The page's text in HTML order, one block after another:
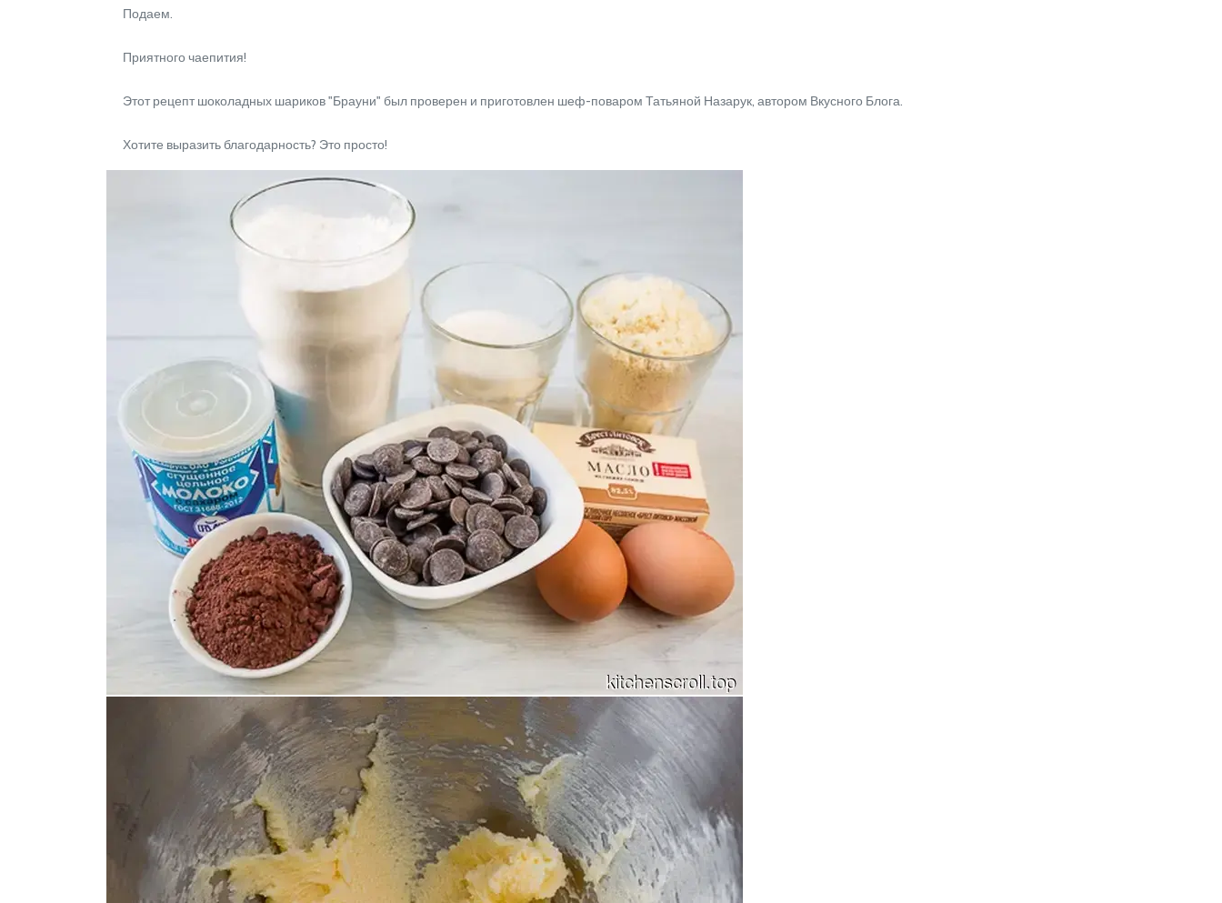
Подаем.
Приятного чаепития!
Этот рецепт шоколадных шариков "Брауни" был проверен и приготовлен шеф-поваром Татьяной Назарук, автором Вкусного Блога.
Хотите выразить благодарность? Это просто!